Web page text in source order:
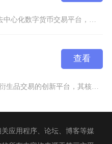
Ubeswap是一个基于Celo区块链的去中心化数字货币交易平台，它为用户提供了安全、便捷
查看
PowerTrade是一家专注于数字货币衍生品交易的创新平台，其核心业务围绕加密货币期权展
应用程序、论坛、博客等媒